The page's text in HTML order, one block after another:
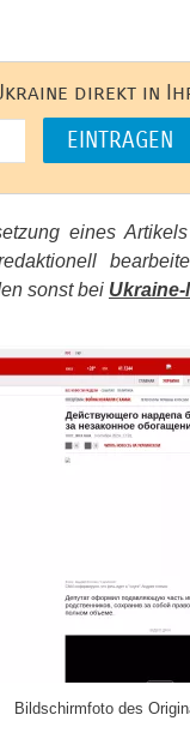
direkt in
eines
sonst bei
Bildschirmfoto des